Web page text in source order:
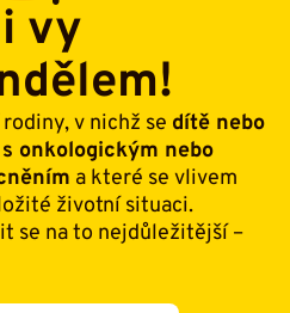
vy
v nichž se dítě nebo
onkologickým nebo
a které se vlivem
životní situaci.
se na to nejdůležitější –